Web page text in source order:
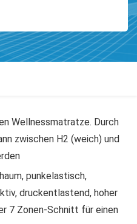
Wellnessmatratze. Durch
zwischen H2 (weich) und
punkelastisch,
druckentlastend, hoher
7 Zonen-Schnitt für einen